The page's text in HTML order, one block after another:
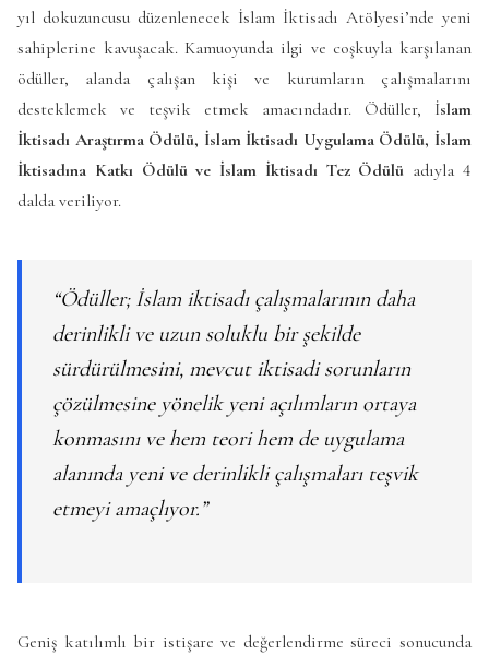
yıl dokuzuncusu düzenlenecek İslam İktisadı Atölyesi’nde yeni
sahiplerine kavuşacak. Kamuoyunda ilgi ve coşkuyla karşılanan
ödüller, alanda çalışan kişi ve kurumların çalışmalarını
desteklemek ve teşvik etmek amacındadır. Ödüller, İslam
İktisadı Araştırma Ödülü, İslam İktisadı Uygulama Ödülü, İslam
İktisadına Katkı Ödülü ve İslam İktisadı Tez Ödülü adıyla 4
dalda veriliyor.
“Ödüller; İslam iktisadı çalışmalarının daha
derinlikli ve uzun soluklu bir şekilde
sürdürülmesini, mevcut iktisadi sorunların
çözülmesine yönelik yeni açılımların ortaya
konmasını ve hem teori hem de uygulama
alanında yeni ve derinlikli çalışmaları teşvik
etmeyi amaçlıyor.”
Geniş katılımlı bir istişare ve değerlendirme süreci sonucunda